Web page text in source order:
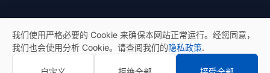
© 2026 eSeGeCe。保留所有权利。
我们使用严格必要的 Cookie 来确保本网站正常运行。经您同意，
我们也会使用分析 Cookie。请查阅我们的隐私政策.